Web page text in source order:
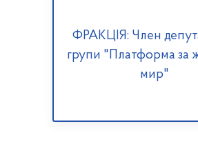
ФРАКЦІЯ: Член
групи "Платформа за
мир"